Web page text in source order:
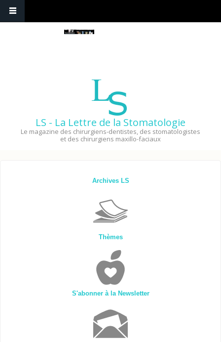
LS - La Lettre de la Stomatologie
Le magazine des chirurgiens-dentistes, des stomatologistes
et des chirurgiens maxillo-faciaux
Archives LS
Thèmes
S'abonner à la Newsletter